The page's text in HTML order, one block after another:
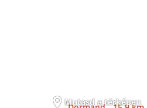
Mutasd a térképen